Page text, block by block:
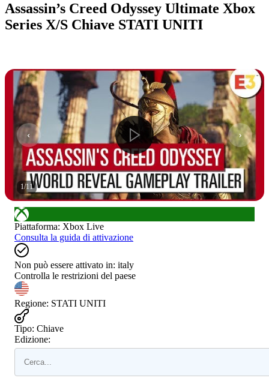
Assassin’s Creed Odyssey Ultimate Xbox
Series X/S Chiave STATI UNITI
1/11
Piattaforma: Xbox Live
Consulta la guida di attivazione
Non può essere attivato in: italy
Controlla le restrizioni del paese
Regione: STATI UNITI
Tipo: Chiave
Edizione: